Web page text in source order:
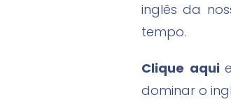
inglês da
tempo.
Clique aqui
dominar o